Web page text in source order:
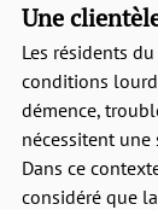
Une
Les résidents
conditions
démence,
nécessitent
Dans ce
considéré que